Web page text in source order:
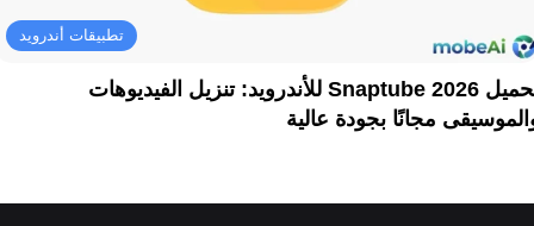
تطبيقات أندرويد
تحميل Snaptube 2026 للأندرويد: تنزيل الفيديوهات
مجانًا بجودة عالية